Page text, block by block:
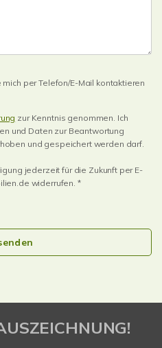
per Telefon/E-Mail kontaktieren
zur Kenntnis genommen. Ich
und Daten zur Beantwortung
und gespeichert werden darf.
jederzeit für die Zukunft per E-
widerrufen. *